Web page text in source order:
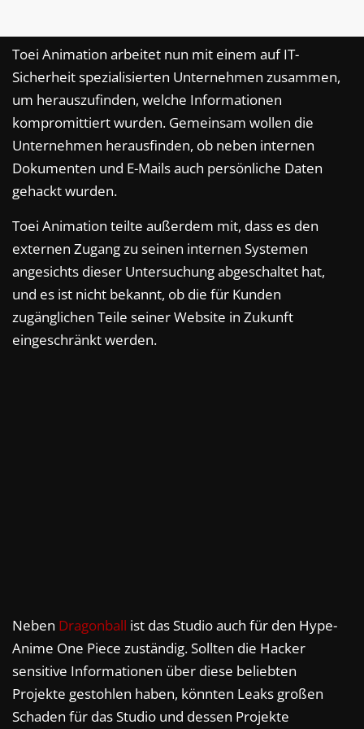
Toei Animation arbeitet nun mit einem auf IT-
Sicherheit spezialisierten Unternehmen zusammen,
um herauszufinden, welche Informationen
kompromittiert wurden. Gemeinsam wollen die
Unternehmen herausfinden, ob neben internen
Dokumenten und E-Mails auch persönliche Daten
gehackt wurden.
Toei Animation teilte außerdem mit, dass es den
externen Zugang zu seinen internen Systemen
angesichts dieser Untersuchung abgeschaltet hat,
und es ist nicht bekannt, ob die für Kunden
zugänglichen Teile seiner Website in Zukunft
eingeschränkt werden.
Neben Dragonball ist das Studio auch für den Hype-
Anime One Piece zuständig. Sollten die Hacker
sensitive Informationen über diese beliebten
Projekte gestohlen haben, könnten Leaks großen
Schaden für das Studio und dessen Projekte